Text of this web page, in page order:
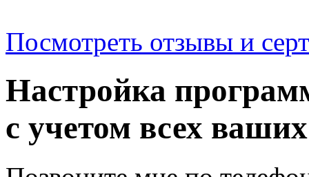
Посмотреть отзывы и
Настройка
с учетом всех